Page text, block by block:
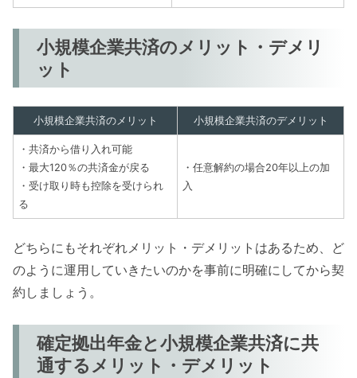
小規模企業共済のメリット・デメリ
ット
小規模企業共済のメリット 小規模企業共済のデメリット
・共済から借り入れ可能
・最大120％の共済金が戻る
・受け取り時も控除を受けられ
る
・任意解約の場合20年以上の加
入
どちらにもそれぞれメリット・デメリットはあるため、ど
のように運用していきたいのかを事前に明確にしてから契
約しましょう。
確定拠出年金と小規模企業共済に共
通するメリット・デメリット